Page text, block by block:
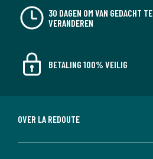
30 DAGEN OM VAN GEDACHT TE
VERANDEREN
BETALING 100% VEILIG
OVER LA REDOUTE